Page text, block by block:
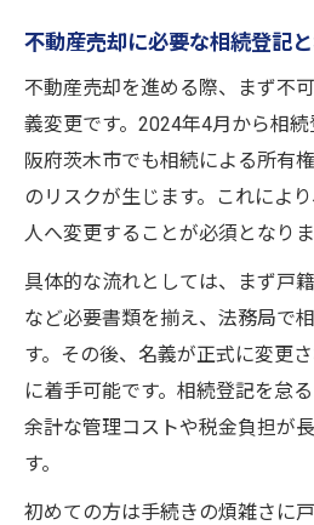
不動産売却に必要な相続登記
不動産売却を進める際、まず不
義変更です。2024年4月から相
阪府茨木市でも相続による所有
のリスクが生じます。これによ
人へ変更することが必須となりま
具体的な流れとしては、まず戸
など必要書類を揃え、法務局で
す。その後、名義が正式に変更
に着手可能です。相続登記を怠
余計な管理コストや税金負担が
す。
初めての方は手続きの煩雑さに